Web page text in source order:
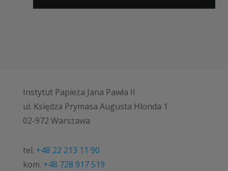
Instytut Papieża Jana Pawła II
ul. Księdza Prymasa Augusta Hlonda 1
02-972 Warszawa
tel. +48 22 213 11 90
kom. +48 728 917 519